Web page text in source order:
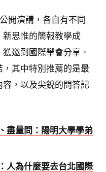
開演講，各自有不同
思惟的簡報教學成
邀到國際學會分享。
其中特別推薦的是最
，以及尖銳的問答記
盡量問：陽明大學學弟
人為什麼要去台北國際